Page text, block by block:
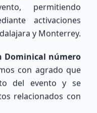
Ver Directorio
permitiendo
activaciones
y Monterrey.
Dominical número
con agrado que
del evento y se
relacionados con